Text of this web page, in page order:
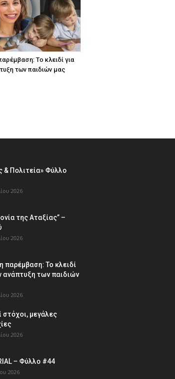
Το κλειδί για
των παιδιών µας
& Πολιτεία» Φύλλο
2026
της Αταξίας” –
2026
παρέμβαση: Το κλειδί
ανάπτυξη των παιδιών
2026
στόχοι, μεγάλες
2026
– Φύλλο #44
2026